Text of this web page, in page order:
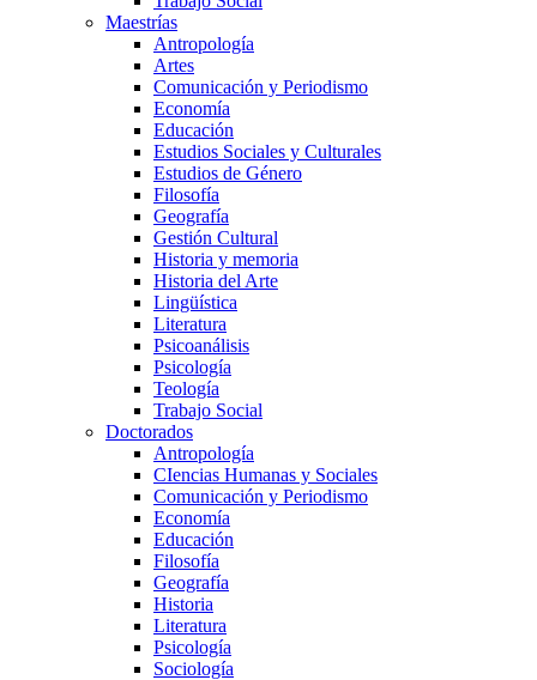
Maestrías
Antropología
Artes
Comunicación y Periodismo
Economía
Educación
Estudios Sociales y Culturales
Estudios de Género
Filosofía
Geografía
Gestión Cultural
Historia y memoria
Historia del Arte
Lingüística
Literatura
Psicoanálisis
Psicología
Teología
Trabajo Social
Doctorados
Antropología
CIencias Humanas y Sociales
Comunicación y Periodismo
Economía
Educación
Filosofía
Geografía
Historia
Literatura
Psicología
Sociología